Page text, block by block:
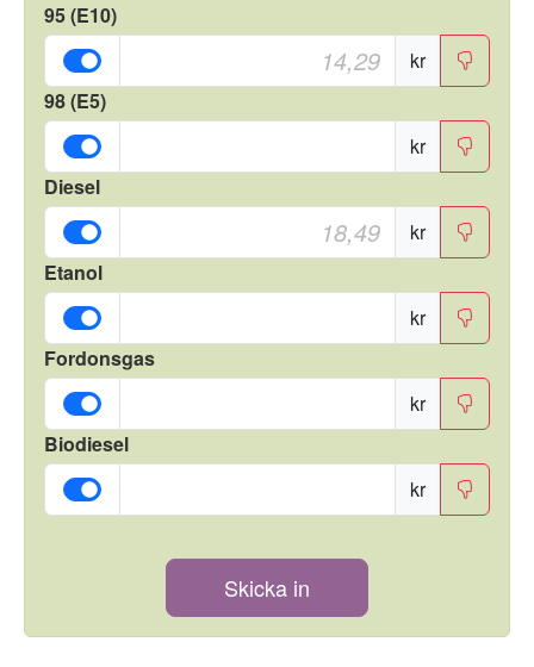
95 (E10)
kr
98 (E5)
kr
Diesel
kr
Etanol
kr
Fordonsgas
kr
Biodiesel
kr
Skicka in